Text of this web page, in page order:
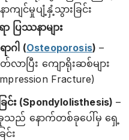
ျင်မှုပျံ့နှံ့သွားခြင်း
ြဿနာများ
ာဂါ (Osteoporosis) –
လာပြီး ကျောရိုးဆစ်များ
Fracture)
ြင်း (Spondylolisthesis) –
သည် နောက်တစ်ခုပေါ်မှ ရှေ့
င်း